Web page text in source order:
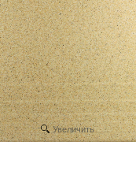
Увеличить